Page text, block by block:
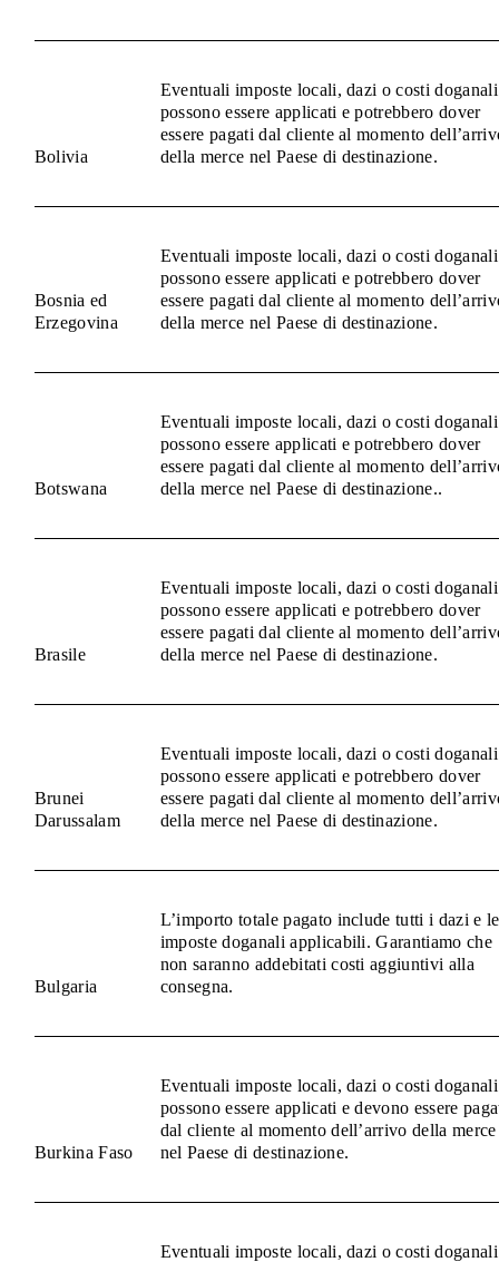
Bolivia
Eventuali imposte locali, dazi o costi doganali
possono essere applicati e potrebbero dover
essere pagati dal cliente al momento
della merce nel Paese di destinazione.
Bosnia ed
Erzegovina
Eventuali imposte locali, dazi o costi doganali
possono essere applicati e potrebbero dover
essere pagati dal cliente al momento
della merce nel Paese di destinazione.
Botswana
Eventuali imposte locali, dazi o costi doganali
possono essere applicati e potrebbero dover
essere pagati dal cliente al momento
della merce nel Paese di destinazione..
Brasile
Eventuali imposte locali, dazi o costi doganali
possono essere applicati e potrebbero dover
essere pagati dal cliente al momento
della merce nel Paese di destinazione.
Brunei
Darussalam
Eventuali imposte locali, dazi o costi doganali
possono essere applicati e potrebbero dover
essere pagati dal cliente al momento
della merce nel Paese di destinazione.
Bulgaria
L’importo totale pagato include tutti i dazi e le
imposte doganali applicabili. Garantiamo che
non saranno addebitati costi aggiuntivi alla
consegna.
Burkina Faso
Eventuali imposte locali, dazi o costi doganali
possono essere applicati e devono essere
dal cliente al momento dell’arrivo della merce
nel Paese di destinazione.
Eventuali imposte locali, dazi o costi doganali